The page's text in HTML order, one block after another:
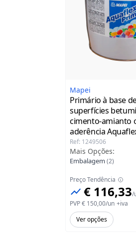
Mapei
Primário à base
superfícies
cimento-amianto
aderência
MapeiLata 6 kg
Ref: 1249506
Mais Opções:
Embalagem (2)
Preço Tendência
€ 116,33/
PVP€ 150,00/un +iva
Ver opções